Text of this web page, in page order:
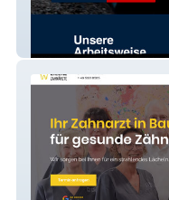
Bau-Sanierung Keil